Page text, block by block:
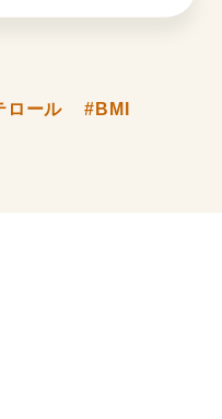
ロール #BMI